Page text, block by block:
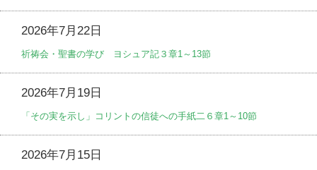
2026年7月22日
祈祷会・聖書の学び ヨシュア記３章1～13節
2026年7月19日
「その実を示し」コリントの信徒への手紙二６章1～10節
2026年7月15日